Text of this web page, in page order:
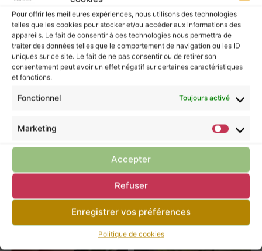
Pour offrir les meilleures expériences, nous utilisons des technologies
telles que les cookies pour stocker et/ou accéder aux informations des
appareils. Le fait de consentir à ces technologies nous permettra de
traiter des données telles que le comportement de navigation ou les ID
uniques sur ce site. Le fait de ne pas consentir ou de retirer son
consentement peut avoir un effet négatif sur certaines caractéristiques
et fonctions.
Fonctionnel Toujours activé
Marketing
Accepter
Refuser
Enregistrer vos préférences
Politique de cookies
Les pierres murmurent leurs énergies à ceux
qui les écoutent, mais elles ne possèdent pas
le pouvoir de guérir.
Pour prendre soin de vous, ne négligez pas la
consultation d’un professionnel de santé.
Retour à la boutique
Tu pourrais apprécier ces articles